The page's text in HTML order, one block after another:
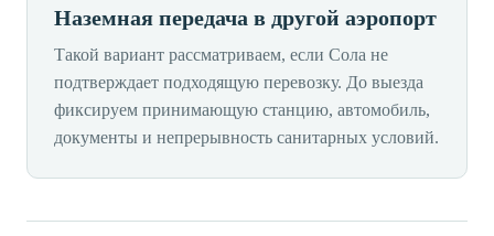
Наземная передача в другой аэропорт
Такой вариант рассматриваем, если Сола не
подтверждает подходящую перевозку. До выезда
фиксируем принимающую станцию, автомобиль,
документы и непрерывность санитарных условий.